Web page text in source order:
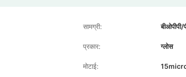
सामग्री: बीओपीपी/
प्रकार: ग्लोस
मोटाई: